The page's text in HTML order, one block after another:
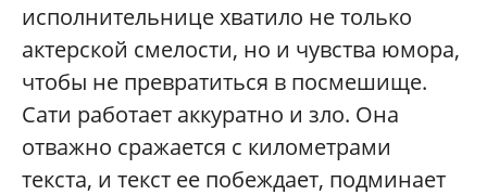
исполнительнице хватило не только
актерской смелости, но и чувства юмора,
чтобы не превратиться в посмешище.
Сати работает аккуратно и зло. Она
отважно сражается с километрами
текста, и текст ее побеждает, подминает